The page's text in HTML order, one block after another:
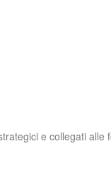
e collegati